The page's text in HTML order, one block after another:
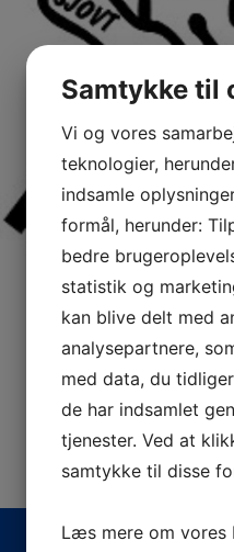
Samtykke til
Vi og vores
teknologier,
indsamle
formål, herunder:
bedre
statistik og
kan blive delt med
analysepartnere,
med data, du
de har indsamlet
tjenester. Ved at
samtykke til disse
Læs mere om vores